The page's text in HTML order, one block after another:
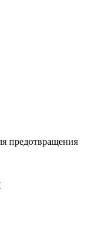
предотвращения